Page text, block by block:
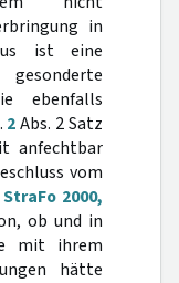
in
ist eine
ebenfalls
2Abs. 2 Satz
anfechtbar
vom
StraFo 2000,
ob und in
mit ihrem
hätte